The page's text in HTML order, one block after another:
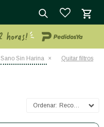
Sano Sin Harina Quitar filtros
Recomendados